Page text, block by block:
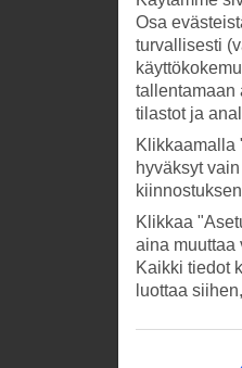
Osa
turvallisesti
tallentamaan
tilastot ja
Klikkaamalla
hyväksyt
Klikkaa
aina muuttaa
Kaikki tiedot
luottaa